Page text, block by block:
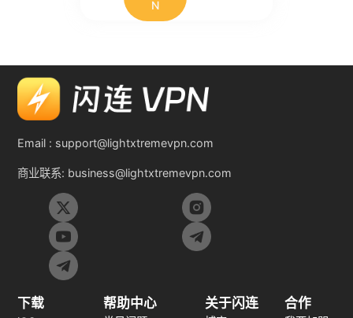
N
Email : support@lightxtremevpn.com
商业联系: business@lightxtremevpn.com
下载 帮助中心 关于闪连 合作